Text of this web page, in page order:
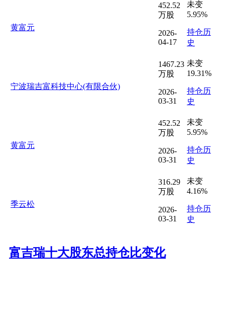
黄富元
452.52
万股
2026-
04-17
未变
5.95%
持仓历
史
宁波瑞吉富科技中心(有限合伙)
1467.23
万股
2026-
03-31
未变
19.31%
持仓历
史
黄富元
452.52
万股
2026-
03-31
未变
5.95%
持仓历
史
季云松
316.29
万股
2026-
03-31
未变
4.16%
持仓历
史
富吉瑞十大股东总持仓比变化